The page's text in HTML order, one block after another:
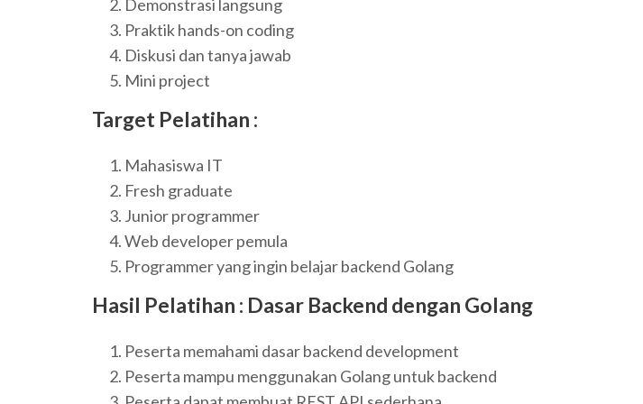
Demonstrasi langsung
Praktik hands-on coding
Diskusi dan tanya jawab
Mini project
Target Pelatihan :
Mahasiswa IT
Fresh graduate
Junior programmer
Web developer pemula
Programmer yang ingin belajar backend Golang
Hasil Pelatihan : Dasar Backend dengan Golang
Peserta memahami dasar backend development
Peserta mampu menggunakan Golang untuk backend